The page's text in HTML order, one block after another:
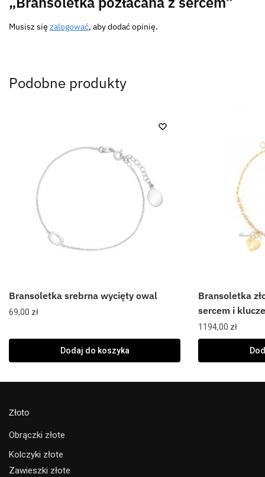
Musisz się zalogować, aby dodać opinię.
Podobne produkty
Bransoletka srebrna wycięty owal
69,00 zł
Dodaj do koszyka
Bransoletka
sercem i
1194,00 zł
Złoto
Obrączki złote
Kolczyki złote
Zawieszki złote